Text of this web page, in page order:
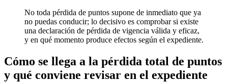
No toda pérdida de puntos supone de inmediato que ya
no puedas conducir; lo decisivo es comprobar si existe
una declaración de pérdida de vigencia válida y eficaz,
y en qué momento produce efectos según el expediente.
Cómo se llega a la pérdida total de puntos
y qué conviene revisar en el expediente